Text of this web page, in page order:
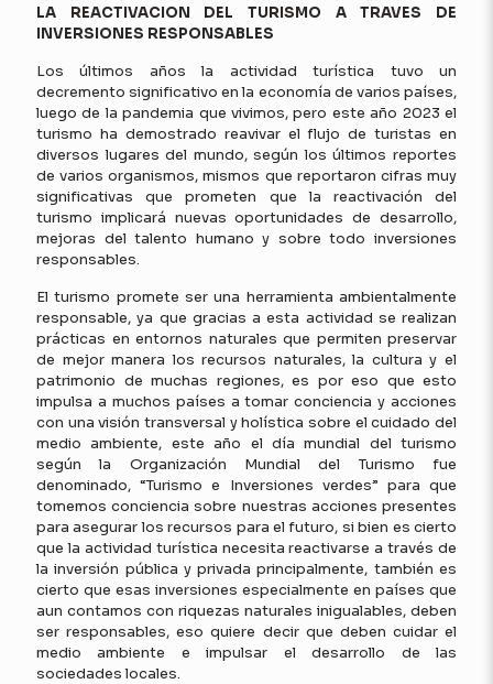
LA REACTIVACION DEL TURISMO A TRAVES DE
INVERSIONES RESPONSABLES
Los últimos años la actividad turística tuvo un
decremento significativo en la economía de varios países,
luego de la pandemia que vivimos, pero este año 2023 el
turismo ha demostrado reavivar el flujo de turistas en
diversos lugares del mundo, según los últimos reportes
de varios organismos, mismos que reportaron cifras muy
significativas que prometen que la reactivación del
turismo implicará nuevas oportunidades de desarrollo,
mejoras del talento humano y sobre todo inversiones
responsables.
El turismo promete ser una herramienta ambientalmente
responsable, ya que gracias a esta actividad se realizan
prácticas en entornos naturales que permiten preservar
de mejor manera los recursos naturales, la cultura y el
patrimonio de muchas regiones, es por eso que esto
impulsa a muchos países a tomar conciencia y acciones
con una visión transversal y holística sobre el cuidado del
medio ambiente, este año el día mundial del turismo
según la Organización Mundial del Turismo fue
denominado, “Turismo e Inversiones verdes” para que
tomemos conciencia sobre nuestras acciones presentes
para asegurar los recursos para el futuro, si bien es cierto
que la actividad turística necesita reactivarse a través de
la inversión pública y privada principalmente, también es
cierto que esas inversiones especialmente en países que
aun contamos con riquezas naturales inigualables, deben
ser responsables, eso quiere decir que deben cuidar el
medio ambiente e impulsar el desarrollo de las
sociedades locales.